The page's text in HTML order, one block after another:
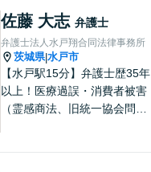
佐藤 大志 弁護士
弁護士法人水戸翔合同法律事務所
茨城県|水戸市
【水戸駅15分】弁護士歴35年
以上！医療過誤・消費者被害
（霊感商法、旧統一協会問題